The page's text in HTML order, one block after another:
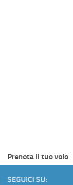
Prenota il tuo volo
SEGUICI SU: